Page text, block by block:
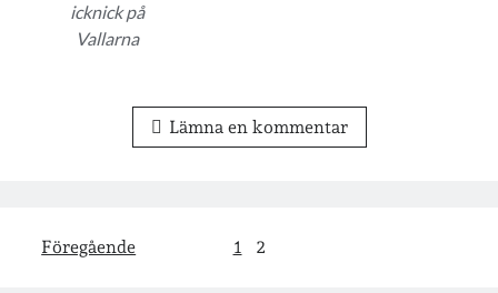
icknick på
Vallarna
Lämna en kommentar
Sidnumrering
Föregående 1 2